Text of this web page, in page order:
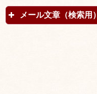
メール文章（検索用）